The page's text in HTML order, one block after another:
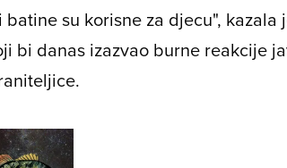
su korisne za djecu",
bi danas izazvao burne reakcije